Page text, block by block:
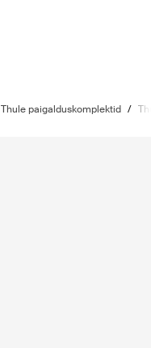
Thule paigalduskomplektid /